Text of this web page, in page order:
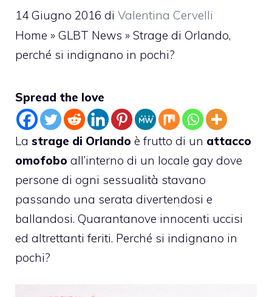
14 Giugno 2016 di Valentina Cervelli
Home » GLBT News » Strage di Orlando,
perché si indignano in pochi?
Spread the love
La strage di Orlando è frutto di un attacco
omofobo all’interno di un locale gay dove
persone di ogni sessualità stavano
passando una serata divertendosi e
ballandosi. Quarantanove innocenti uccisi
ed altrettanti feriti. Perché si indignano in
pochi?